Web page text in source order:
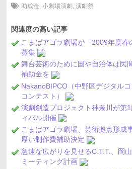
助成金 小劇場演劇 演劇祭
関連度の高い記事
こまばアゴラ劇場が「2009年度春
募集
舞台芸術のために国や自治体は民
補助金を
NakanoBIPCO（中野区デジタル
コンテスト）
演劇創造プロジェクト神奈川が第
ィバル開催
こまばアゴラ劇場、芸術拠点形成
厚い制作費補助決定
急速な広がりを見せるC.T.T.、岡
ミーティング計画